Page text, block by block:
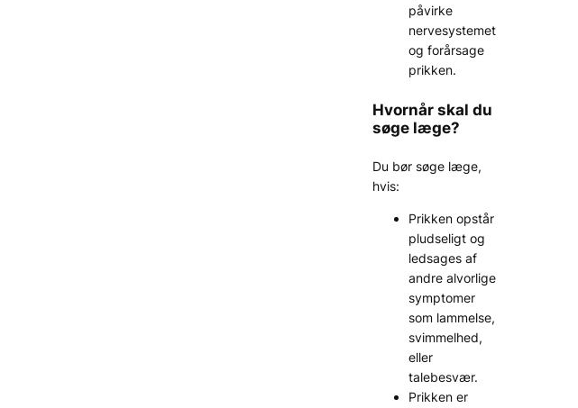
påvirke
nervesystemet
og forårsage
prikken.
Hvornår skal du
søge læge?
Du bør søge læge,
hvis:
Prikken opstår
pludseligt og
ledsages af
andre alvorlige
symptomer
som lammelse,
svimmelhed,
eller
talebesvær.
Prikken er